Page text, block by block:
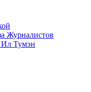
Журналистов
Тумэн